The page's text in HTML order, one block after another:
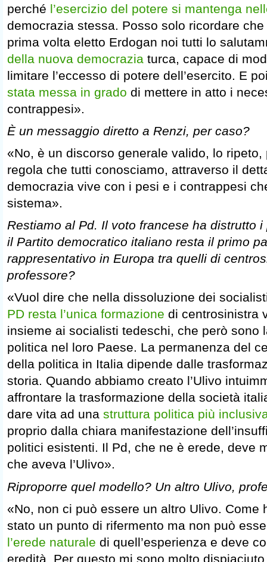
perché l’esercizio del potere si mantenga
democrazia stessa. Posso solo ricordare
prima volta eletto Erdogan noi tutti lo
della nuova democrazia turca, capace di
limitare l’eccesso di potere dell’esercito. E
stata messa in grado di mettere in atto i
contrappesi».
È un messaggio diretto a Renzi, per caso?
«No, è un discorso generale valido, lo
regola che tutti conosciamo, attraverso il
democrazia vive con i pesi e i contrappesi
sistema».
Restiamo al Pd. Il voto francese ha distrutto
il Partito democratico italiano resta il primo
rappresentativo in Europa tra quelli di
professore?
«Vuol dire che nella dissoluzione dei
PD resta l’unica formazione di centrosinistra
insieme ai socialisti tedeschi, che però sono
politica nel loro Paese. La permanenza del
della politica in Italia dipende dalle
storia. Quando abbiamo creato l’Ulivo
affrontare la trasformazione della società
dare vita ad una struttura politica più
proprio dalla chiara manifestazione
politici esistenti. Il Pd, che ne è erede, deve
che aveva l’Ulivo».
Riproporre quel modello? Un altro Ulivo,
«No, non ci può essere un altro Ulivo. Come
stato un punto di rifermento ma non può
l’erede naturale di quell’esperienza e deve
eredità. Per questo mi sono molto